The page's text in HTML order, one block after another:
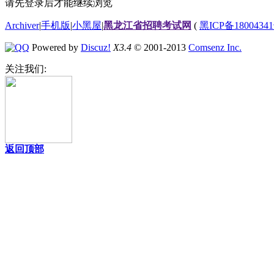
请先登录后才能继续浏览
Archiver|手机版|小黑屋|黑龙江省招聘考试网 ( 黑ICP备
Powered by Discuz! X3.4 © 2001-2013 Comsenz Inc.
关注我们:
返回顶部